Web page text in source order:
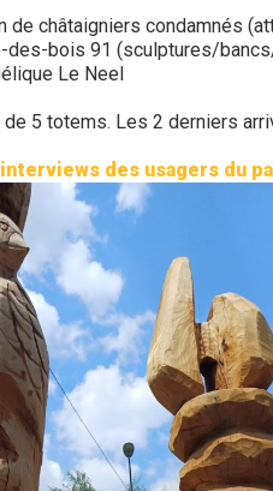
de châtaigniers condamnés
des-bois 91 (sculptures/
Le Neel
5 totems. Les 2 derniers
des usagers du